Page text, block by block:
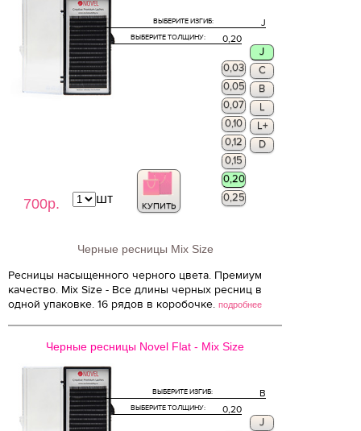
700р.
J
ВЫБЕРИТЕ ИЗГИБ:
0,20
ВЫБЕРИТЕ ТОЛЩИНУ:
J
0,03
0,05
0,07
0,10
0,12
0,15
0,20
0,25
C
B
L
L+
D
КУПИТЬ
шт
Черные ресницы Mix Size
Ресницы насыщенного черного цвета. Премиум
качество. Mix Size - Все длины черных ресниц в
одной упаковке. 16 рядов в коробочке. подробнее
Черные ресницы Novel Flat - Mix Size
B
ВЫБЕРИТЕ ИЗГИБ:
0,20
ВЫБЕРИТЕ ТОЛЩИНУ:
J